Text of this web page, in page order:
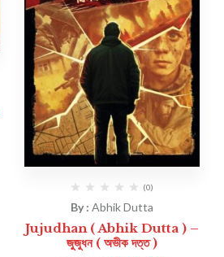
(0)
By : Abhik Dutta
Jujudhan ( Abhik Dutta ) –
জুজুধন ( অভীক দত্ত )